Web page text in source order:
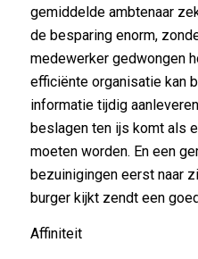
gemiddelde ambtenaar
de besparing enorm,
medewerker gedwongen
efficiënte organisatie kan
informatie tijdig
beslagen ten ijs komt als
moeten worden. En een
bezuinigingen eerst naar
burger kijkt zendt een
Affiniteit